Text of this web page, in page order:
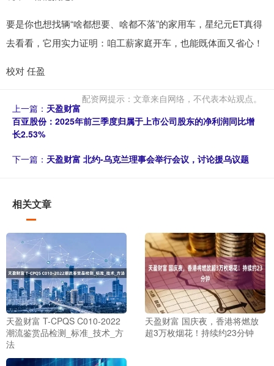
要是你也想找辆“啥都想要、啥都不落”的家用车，星纪元ET真得
去看看，它用实力证明：咱工薪家庭开车，也能既体面又省心！
校对 任盈
配资网提示：文章来自网络，不代表本站观点。
上一篇： 天盈财富
百亚股份：2025年前三季度归属于上市公司股东的净利润同比增
长2.53%
下一篇： 天盈财富 北约-乌克兰理事会举行会议，讨论援乌议题
相关文章
天盈财富 T-CPQS C010-2022
潮流鉴赏品检测_标准_技术_方
法
天盈财富 国庆夜，香港将燃放
超3万枚烟花！持续约23分钟